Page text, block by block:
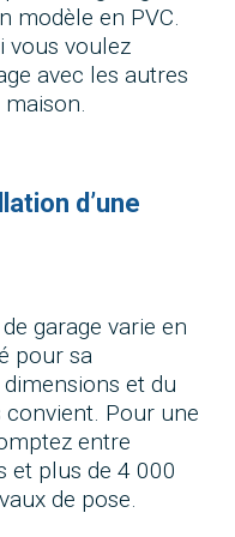
modèle en PVC.
vous voulez
avec les autres
d’une
garage varie en
pour sa
et du
convient. Pour une
entre
et plus de 4 000
de pose.